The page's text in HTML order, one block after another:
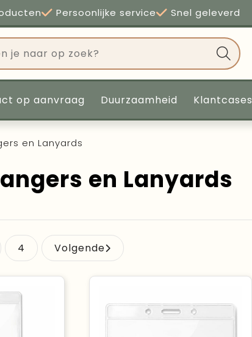
Persoonlijke service Snel geleverd
op aanvraag Duurzaamheid Klantcases
en Lanyards
en Lanyards
4 Volgende